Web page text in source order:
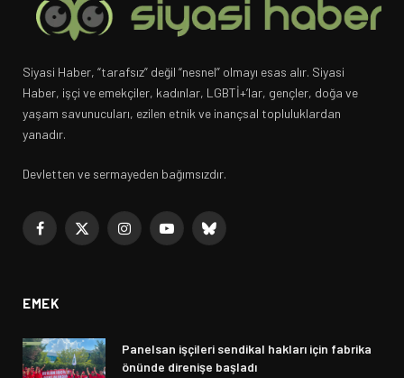
Siyasi Haber, “tarafsız” değil “nesnel” olmayı esas alır. Siyasi
Haber, işçi ve emekçiler, kadınlar, LGBTİ+’lar, gençler, doğa ve
yaşam savunucuları, ezilen etnik ve inançsal topluluklardan
yanadır.
Devletten ve sermayeden bağımsızdır.
Facebook
X
InstagramYouTubeBluesky
EMEK
Panelsan işçileri sendikal hakları için fabrika
önünde direnişe başladı